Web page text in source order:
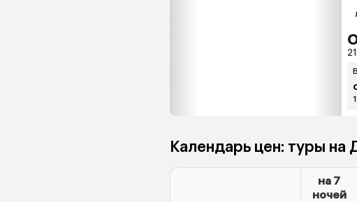
Календарь цен: туры
на 7
ночей